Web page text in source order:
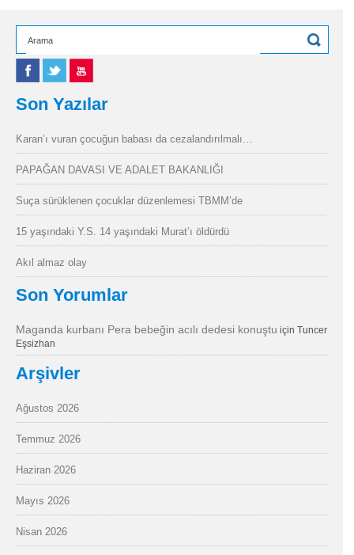
Son Yazılar
Karan’ı vuran çocuğun babası da cezalandırılmalı…
PAPAĞAN DAVASI VE ADALET BAKANLIĞI
Suça sürüklenen çocuklar düzenlemesi TBMM’de
15 yaşındaki Y.S. 14 yaşındaki Murat’ı öldürdü
Akıl almaz olay
Son Yorumlar
Maganda kurbanı Pera bebeğin acılı dedesi konuştu için Tuncer
Eşsizhan
Arşivler
Ağustos 2026
Temmuz 2026
Haziran 2026
Mayıs 2026
Nisan 2026